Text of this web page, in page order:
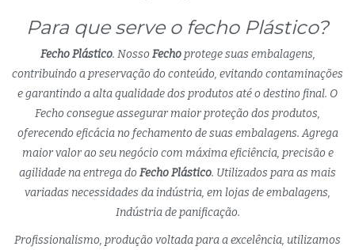
Para que serve o fecho Plástico?
Fecho Plástico. Nosso Fechoprotege suas embalagens,
contribuindo a preservação do conteúdo, evitando contaminações
e garantindo a alta qualidade dos produtos até o destino final. O
Fecho consegue assegurar maior proteção dos produtos,
oferecendo eficácia no fechamento de suas embalagens. Agrega
maior valor ao seu negócio com máxima eficiência, precisão e
agilidade na entrega do Fecho Plástico. Utilizados para as mais
variadas necessidades da indústria, em lojas de embalagens,
Indústria de panificação.
Profissionalismo, produção voltada para a excelência, utilizamos